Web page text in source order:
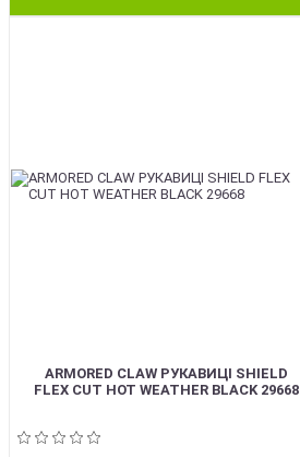
ARMORED CLAW РУКАВИЦІ SHIELD
FLEX CUT HOT WEATHER BLACK 29668